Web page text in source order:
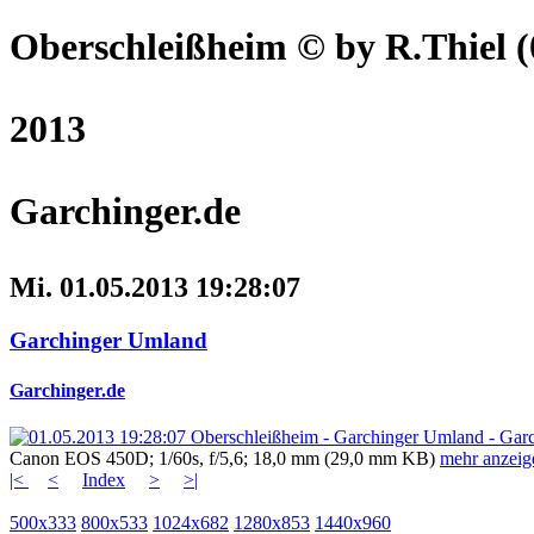
Oberschleißheim © by R.Thiel
2013
Garchinger.de
Mi. 01.05.2013 19:28:07
Garchinger Umland
Garchinger.de
Canon EOS 450D; 1/60s, f/5,6; 18,0 mm (29,0 mm KB) mehr
|<
< Index > >|
500x333 800x533 1024x682 1280x853 1440x960